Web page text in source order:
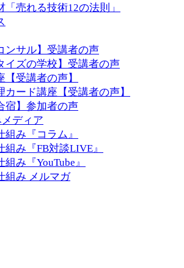
「売れる技術12の法則」
ンサル】受講者の声
イズの学校】受講者の声
【受講者の声】
カード講座【受講者の声】
宿】参加者の声
ディア
組み『コラム』
組み『FB対談LIVE』
み『YouTube』
組み メルマガ